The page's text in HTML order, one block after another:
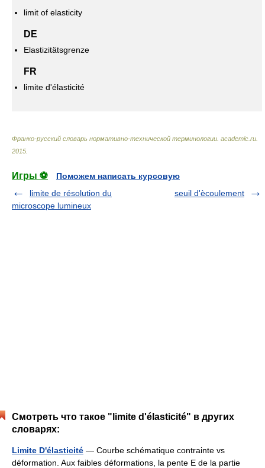
limit of elasticity
DE
Elastizitätsgrenze
FR
limite d'élasticité
Франко-русский словарь нормативно-технической терминологии academic.ru
2015
Игры ⚽
Поможем написать курсовую
limite de résolution du
microscope lumineux
seuil d'ècoulement
Смотреть что такое "limite d'élasticité" в других
словарях:
Limite D'élasticité — Courbe schématique contrainte vs
déformation. Aux faibles déformations, la pente E de la partie